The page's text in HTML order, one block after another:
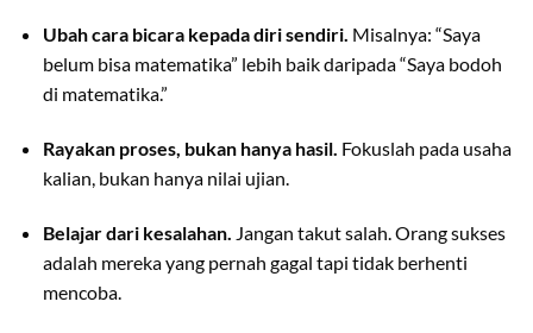
Ubah cara bicara kepada diri sendiri. Misalnya: “Saya
belum bisa matematika” lebih baik daripada “Saya bodoh
di matematika.”
Rayakan proses, bukan hanya hasil. Fokuslah pada usaha
kalian, bukan hanya nilai ujian.
Belajar dari kesalahan. Jangan takut salah. Orang sukses
adalah mereka yang pernah gagal tapi tidak berhenti
mencoba.